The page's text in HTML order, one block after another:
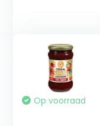
Op voorraad